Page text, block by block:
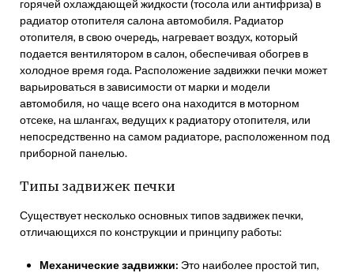
горячей охлаждающей жидкости (тосола или антифриза) в
радиатор отопителя салона автомобиля. Радиатор
отопителя, в свою очередь, нагревает воздух, который
подается вентилятором в салон, обеспечивая обогрев в
холодное время года. Расположение задвижки печки может
варьироваться в зависимости от марки и модели
автомобиля, но чаще всего она находится в моторном
отсеке, на шлангах, ведущих к радиатору отопителя, или
непосредственно на самом радиаторе, расположенном под
приборной панелью.
Типы задвижек печки
Существует несколько основных типов задвижек печки,
отличающихся по конструкции и принципу работы:
Механические задвижки: Это наиболее простой тип,